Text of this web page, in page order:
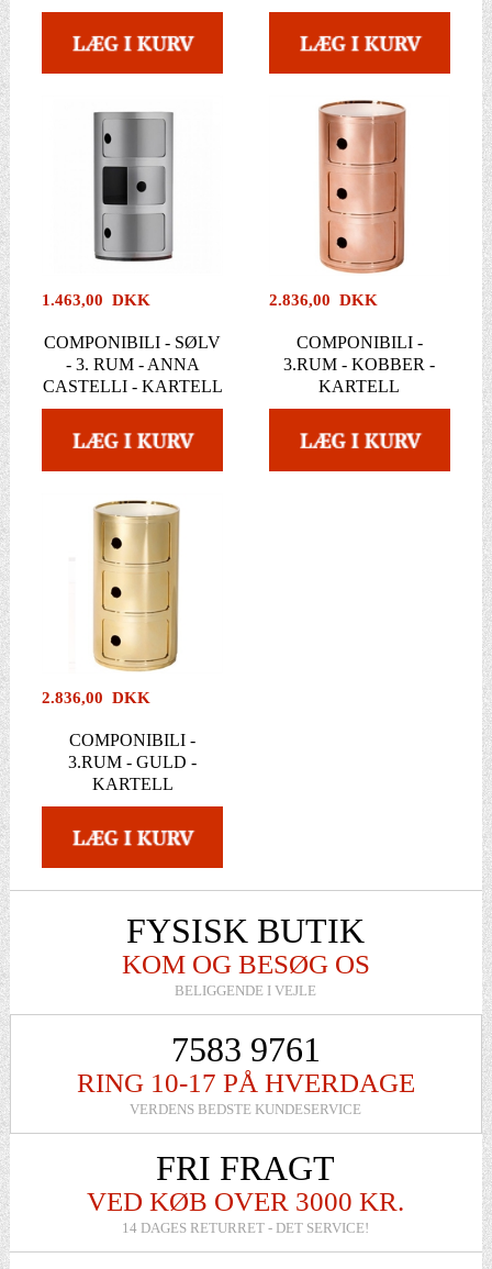
1.463,00 DKK
COMPONIBILI - SØLV
- 3. RUM - ANNA
CASTELLI - KARTELL
2.836,00 DKK
COMPONIBILI -
3.RUM - KOBBER -
KARTELL
2.836,00 DKK
COMPONIBILI -
3.RUM - GULD -
KARTELL
FYSISK BUTIK
KOM OG BESØG OS
BELIGGENDE I VEJLE
7583 9761
RING 10-17 PÅ HVERDAGE
VERDENS BEDSTE KUNDESERVICE
FRI FRAGT
VED KØB OVER 3000 KR.
14 DAGES RETURRET - DET SERVICE!